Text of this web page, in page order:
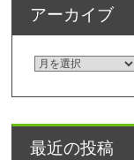
アーカイブ
ア
イ
ブ
最近の投稿